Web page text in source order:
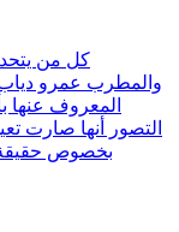
كل من
والمطرب عمرو دياب
المعروف عنها
التصور أنها صارت
بخصوص حقيقة